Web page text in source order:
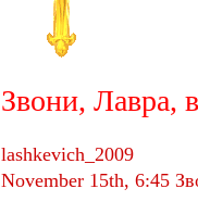
Звони, Лавра,
lashkevich_2009
November 15th, 6:45